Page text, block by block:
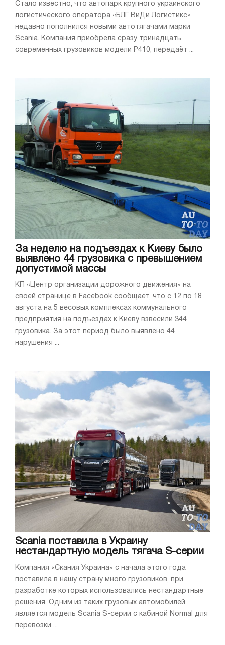
Стало известно, что автопарк крупного украинского
логистического оператора «БЛГ ВиДи Логистикс»
недавно пополнился новыми автотягачами марки
Scania. Компания приобрела сразу тринадцать
современных грузовиков модели P410, передаёт ...
За неделю на подъездах к Киеву было
выявлено 44 грузовика с превышением
допустимой массы
КП «Центр организации дорожного движения» на
своей странице в Facebook сообщает, что с 12 по 18
августа на 5 весовых комплексах коммунального
предприятия на подъездах к Киеву взвесили 344
грузовика. За этот период было выявлено 44
нарушения ...
Scania поставила в Украину
нестандартную модель тягача S-серии
Компания «Скания Украина» с начала этого года
поставила в нашу страну много грузовиков, при
разработке которых использовались нестандартные
решения. Одним из таких грузовых автомобилей
является модель Scania S-серии с кабиной Normal для
перевозки ...